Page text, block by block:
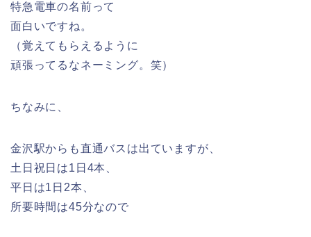
特急電車の名前って
面白いですね。
（覚えてもらえるように
頑張ってるなネーミング。笑）
ちなみに、
金沢駅からも直通バスは出ていますが、
土日祝日は1日4本、
平日は1日2本、
所要時間は45分なので